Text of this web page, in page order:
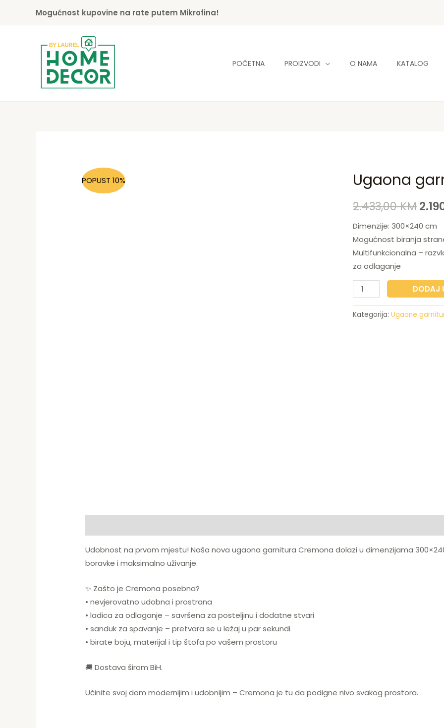
Mogućnost kupovine na rate putem Mikrofina!
POČETNA PROIZVODI O NAMA KATALOG
POPUST 10% Ugaona
2.433,00KM
was:
Dimenzije: 300×240 cm
Mogućnost biranja
Multifunkcionalna –
za odlaganje
Ugaona
garnitura
Cremona
DODAJ
Kategorija: Ugaone
Udobnost na prvom mjestu! Naša nova ugaona garnitura Cremona dolazi u dimenzijama
boravke i maksimalno uživanje.
✨ Zašto je Cremona posebna?
• nevjerovatno udobna i prostrana
• ladica za odlaganje – savršena za posteljinu i dodatne stvari
• sanduk za spavanje – pretvara se u ležaj u par sekundi
• birate boju, materijal i tip štofa po vašem prostoru
🚚 Dostava širom BiH.
Učinite svoj dom modernijim i udobnijim – Cremona je tu da podigne nivo svakog prostora.